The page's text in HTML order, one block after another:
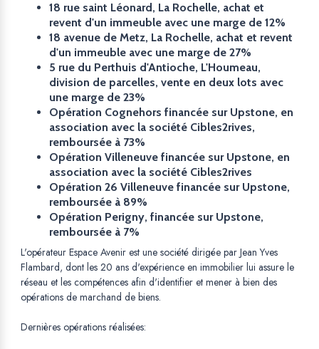
18 rue saint Léonard, La Rochelle, achat et
revent d'un immeuble avec une marge de 12%
18 avenue de Metz, La Rochelle, achat et revent
d'un immeuble avec une marge de 27%
5 rue du Perthuis d'Antioche, L'Houmeau,
division de parcelles, vente en deux lots avec
une marge de 23%
Opération Cognehors financée sur Upstone, en
association avec la société Cibles2rives,
remboursée à 73%
Opération Villeneuve financée sur Upstone, en
association avec la société Cibles2rives
Opération 26 Villeneuve financée sur Upstone,
remboursée à 89%
Opération Perigny, financée sur Upstone,
remboursée à 7%
L'opérateur Espace Avenir est une société dirigée par Jean Yves
Flambard, dont les 20 ans d'expérience en immobilier lui assure le
réseau et les compétences afin d'identifier et mener à bien des
opérations de marchand de biens.
Dernières opérations réalisées: